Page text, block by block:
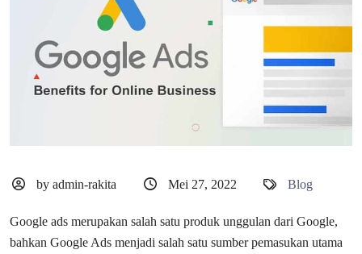
by admin-rakita Mei 27, 2022 Blog
Google ads merupakan salah satu produk unggulan dari Google,
bahkan Google Ads menjadi salah satu sumber pemasukan utama